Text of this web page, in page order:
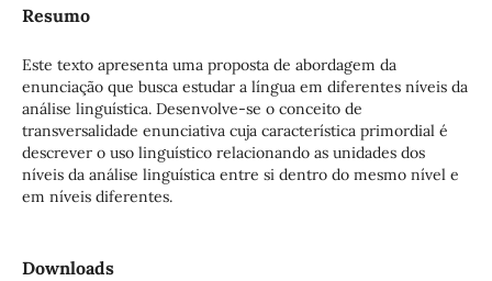
Resumo
Este texto apresenta uma proposta de abordagem da
enunciação que busca estudar a língua em diferentes níveis da
análise linguística. Desenvolve-se o conceito de
transversalidade enunciativa cuja característica primordial é
descrever o uso linguístico relacionando as unidades dos
níveis da análise linguística entre si dentro do mesmo nível e
em níveis diferentes.
Downloads